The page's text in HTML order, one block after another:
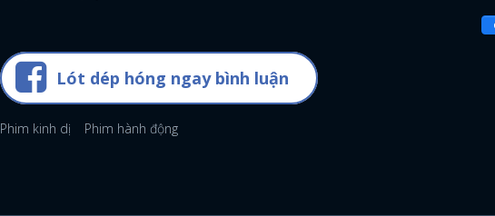
Lót dép hóng ngay bình luận
Phim kinh dị Phim hành động